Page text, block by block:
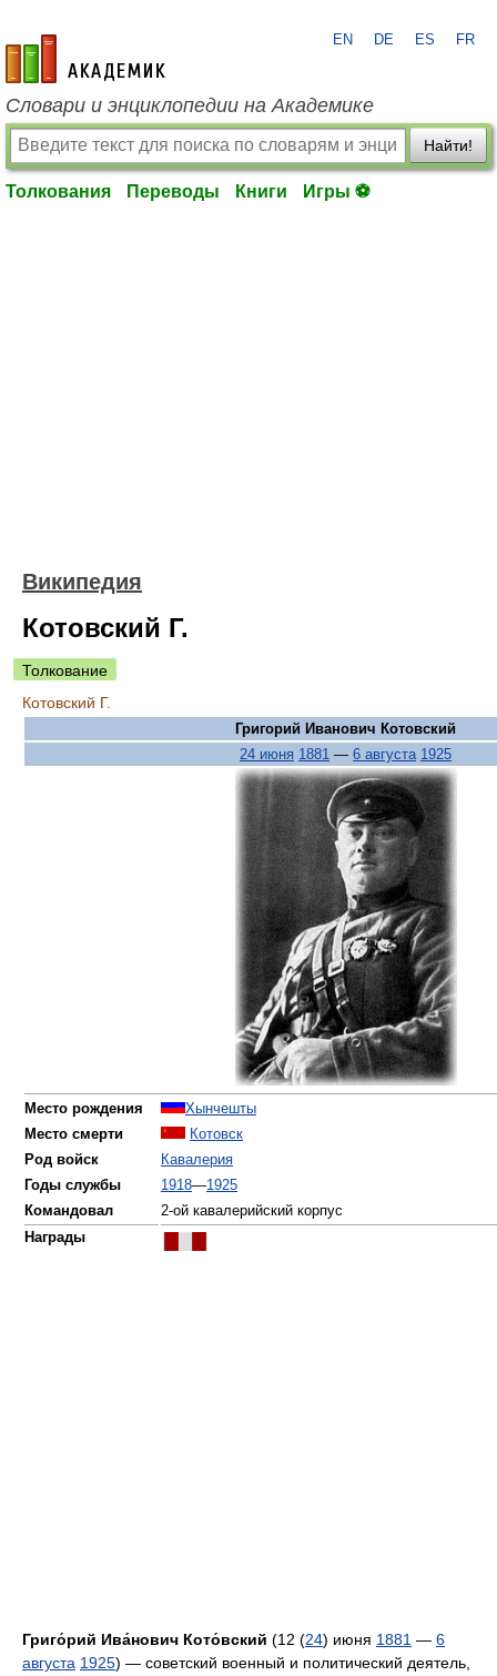
academic.ru
EN DE ES FR
Словари и энциклопедии на Академике
Найти!
Толкования Переводы Книги Игры ⚽
Википедия
Котовский Г.
Толкование
Котовский Г.
Григорий Иванович Котовский
24 июня 1881 — 6 августа 1925
Место рождения
Хынчешты
Место смерти
Котовск
Род войск
Кавалерия
Годы службы
1918—1925
Командовал
2-ой кавалерийский корпус
Награды
Григо́рий Ива́нович Кото́вский (12 (24) июня 1881 — 6
августа 1925) — советский военный и политический деятель,